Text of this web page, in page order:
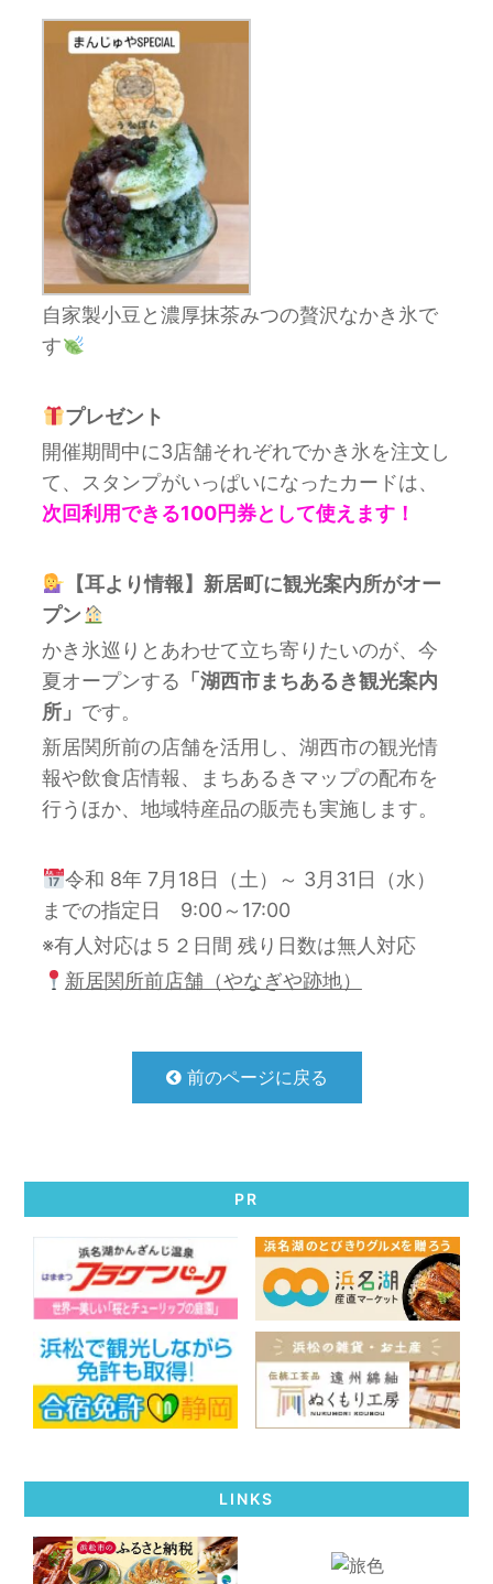
自家製小豆と濃厚抹茶みつの贅沢なかき氷で
す
プレゼント
開催期間中に3店舗それぞれでかき氷を注文し
て、スタンプがいっぱいになったカードは、
次回利用できる100円券として使えます！
【耳より情報】新居町に観光案内所がオー
プン
かき氷巡りとあわせて立ち寄りたいのが、今
夏オープンする 「湖西市まちあるき観光案内
所」 です。
新居関所前の店舗を活用し、湖西市の観光情
報や飲食店情報、まちあるきマップの配布を
行うほか、地域特産品の販売も実施します。
令和 8年 7月18日（土）～ 3月31日（水）
までの指定日 9:00～17:00
※有人対応は５２日間 残り日数は無人対応
新居関所前店舗（やなぎや跡地）
前のページに戻る
PR
LINKS